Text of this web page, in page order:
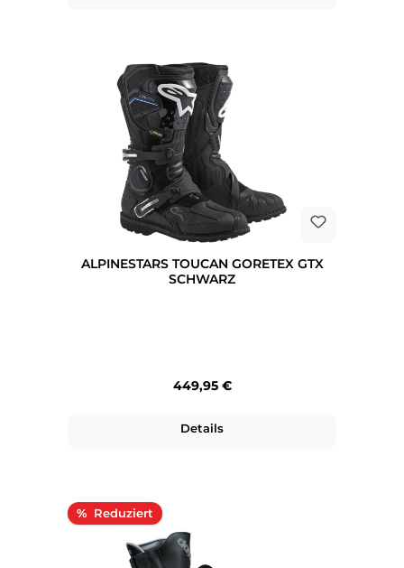
ALPINESTARS TOUCAN GORETEX GTX
SCHWARZ
Regulärer Preis:
449,95 €
Details
% Rabatt